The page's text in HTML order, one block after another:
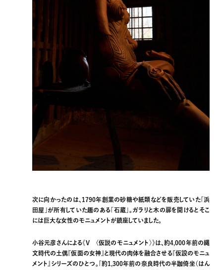
次に向かったのは、1790年創業の砂糖や紙類などを販売していた「浜
田屋」が所有していた趣のある「石蔵」。ガラリと木の扉を開けるとそこ
には巨大な女性のモニュメントが鎮座していました。
小谷元彦さんによる《V 〈仮説のモニュメント〉》は、約4,000年前の縄
⽂時代の⼟偶『仮⾯の⼥神』と現代の⾁体を融合させる『仮設のモニュ
メント』シリーズのひとつ。「約1,300年前の奈良時代の半跏倚坐（はん